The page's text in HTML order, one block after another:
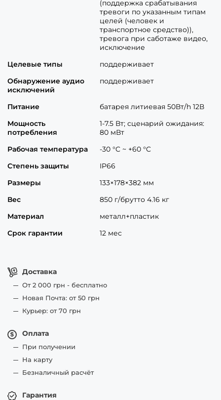
Доставка
От 2 000 грн - бесплатно
Новая Почта: от 50 грн
Курьер: от 70 грн
Оплата
При получении
На карту
Безналичный расчёт
Гарантия
(поддержка срабатывания
тревоги по указанным типам
целей (человек и
транспортное средство)),
тревога при саботаже видео,
исключение
Целевые типы
поддерживает
Обнаружение аудио
исключений
поддерживает
Питание
батарея литиевая 50Вт/h 12В
Мощность
потребления
1-7.5 Вт; сценарий ожидания:
80 мВт
Рабочая температура
-30 °C ~ +60 °C
Степень защиты
IP66
Размеры
133×178×382 мм
Вес
850 г/брутто 4.16 кг
Материал
металл+пластик
Срок гарантии
12 мес